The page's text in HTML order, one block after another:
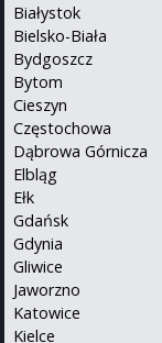
Białystok
Bielsko-Biała
Bydgoszcz
Bytom
Cieszyn
Częstochowa
Dąbrowa Górnicza
Elbląg
Ełk
Gdańsk
Gdynia
Gliwice
Jaworzno
Katowice
Kielce